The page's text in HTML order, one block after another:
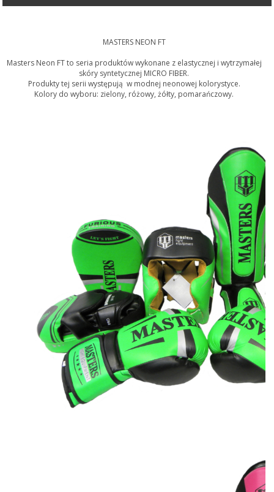
MASTERS NEON FT
Masters Neon FT to seria produktów wykonane z elastycznej i wytrzymałej
skóry syntetycznej MICRO FIBER.
Produkty tej serii występują w modnej neonowej kolorystyce.
Kolory do wyboru: zielony, różowy, żółty, pomarańczowy.